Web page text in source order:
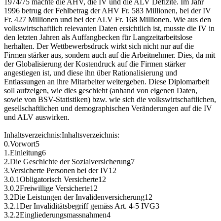
1974/75 machte die AHV, die IV und die ALV Defizite. Im Jahr
1996 betrug der Fehlbetrag der AHV Fr. 583 Millionen, bei der IV
Fr. 427 Millionen und bei der ALV Fr. 168 Millionen. Wie aus den
volkswirtschaftlich relevanten Daten ersichtlich ist, musste die IV in
den letzten Jahren als Auffangbecken für Langzeitarbeitslose
herhalten. Der Wettbewerbsdruck wirkt sich nicht nur auf die
Firmen stärker aus, sondern auch auf die Arbeitnehmer. Dies, da mit
der Globalisierung der Kostendruck auf die Firmen stärker
angestiegen ist, und diese ihn über Rationalisierung und
Entlassungen an ihre Mitarbeiter weitergeben. Diese Diplomarbeit
soll aufzeigen, wie dies geschieht (anhand von eigenen Daten,
sowie von BSV-Statistiken) bzw. wie sich die volkswirtschaftlichen,
gesellschaftlichen und demographischen Veränderungen auf die IV
und ALV auswirken.
Inhaltsverzeichnis:Inhaltsverzeichnis:
0.Vorwort5
1.Einleitung6
2.Die Geschichte der Sozialversicherung7
3.Versicherte Personen bei der IV12
3.0.1Obligatorisch Versicherte12
3.0.2Freiwillige Versicherte12
3.2Die Leistungen der Invalidenversicherung12
3.2.1Der Invaliditätsbegriff gemäss Art. 4-5 IVG3
3.2.2Eingliederungsmassnahmen4